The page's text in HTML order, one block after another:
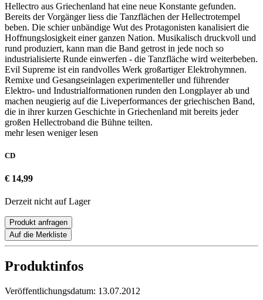
Hellectro aus Griechenland hat eine neue Konstante gefunden.
Bereits der Vorgänger liess die Tanzflächen der Hellectrotempel
beben. Die schier unbändige Wut des Protagonisten kanalisiert die
Hoffnungslosigkeit einer ganzen Nation. Musikalisch druckvoll und
rund produziert, kann man die Band getrost in jede noch so
industrialisierte Runde einwerfen - die Tanzfläche wird weiterbeben.
Evil Supreme ist ein randvolles Werk großartiger Elektrohymnen.
Remixe und Gesangseinlagen experimenteller und führender
Elektro- und Industrialformationen runden den Longplayer ab und
machen neugierig auf die Liveperformances der griechischen Band,
die in ihrer kurzen Geschichte in Griechenland mit bereits jeder
großen Hellectroband die Bühne teilten.
mehr lesen weniger lesen
CD
€ 14,99
Derzeit nicht auf Lager
Produkt anfragen
Auf die Merkliste
Produktinfos
Veröffentlichungsdatum: 13.07.2012